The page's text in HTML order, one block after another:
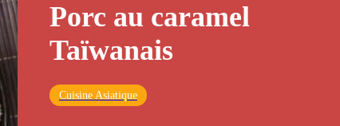
Porc au caramel
Taïwanais
Cuisine Asiatique